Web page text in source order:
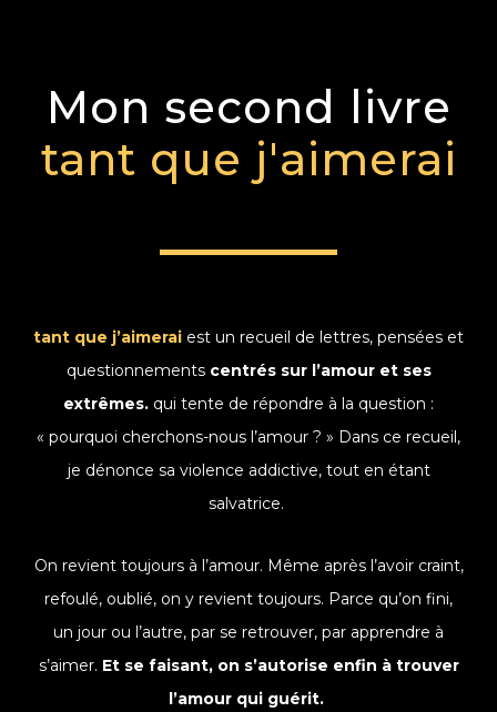
Mon second livre
tant que j'aimerai
tant que j’aimerai est un recueil de lettres, pensées et
questionnements centrés sur l’amour et ses
extrêmes. qui tente de répondre à la question :
« pourquoi cherchons-nous l’amour ? » Dans ce recueil,
je dénonce sa violence addictive, tout en étant
salvatrice.
On revient toujours à l’amour. Même après l’avoir craint,
refoulé, oublié, on y revient toujours. Parce qu’on fini,
un jour ou l’autre, par se retrouver, par apprendre à
s’aimer. Et se faisant, on s’autorise enfin à trouver
l’amour qui guérit.